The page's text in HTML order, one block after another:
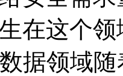
在这个
据领域